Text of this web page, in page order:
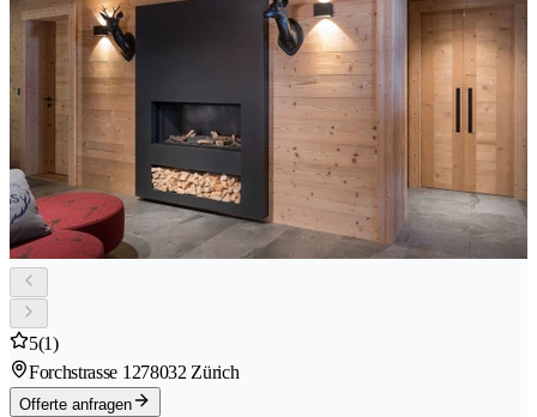
5(1)
Forchstrasse 1278032 Zürich
Offerte anfragen